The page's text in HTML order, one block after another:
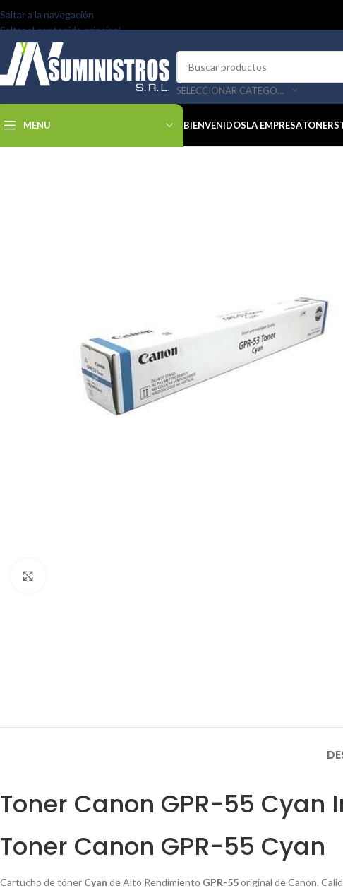
Saltar a la navegación
Saltar al contenido principal
SELECCIONAR CATEGORÍA
MENU BIENVENIDOSLA EMPRESATONERS
Toner Canon GPR-55 Cyan
Toner Canon GPR-55 Cyan
Cartucho de tóner Cyan de Alto Rendimiento GPR-55original de Canon.